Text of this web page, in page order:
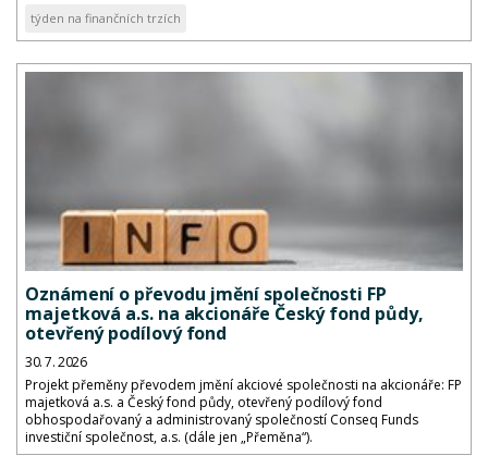
týden na finančních trzích
Oznámení o převodu jmění společnosti FP
majetková a.s. na akcionáře Český fond půdy,
otevřený podílový fond
30. 7. 2026
Projekt přeměny převodem jmění akciové společnosti na akcionáře: FP
majetková a.s. a Český fond půdy, otevřený podílový fond
obhospodařovaný a administrovaný společností Conseq Funds
investiční společnost, a.s. (dále jen „Přeměna“).